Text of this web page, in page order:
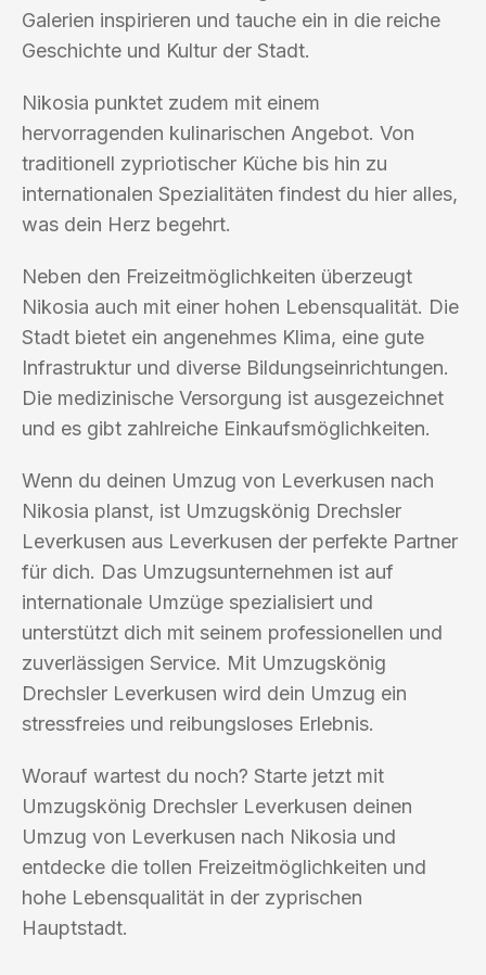
Galerien inspirieren und tauche ein in die reiche
Geschichte und Kultur der Stadt.
Nikosia punktet zudem mit einem
hervorragenden kulinarischen Angebot. Von
traditionell zypriotischer Küche bis hin zu
internationalen Spezialitäten findest du hier alles,
was dein Herz begehrt.
Neben den Freizeitmöglichkeiten überzeugt
Nikosia auch mit einer hohen Lebensqualität. Die
Stadt bietet ein angenehmes Klima, eine gute
Infrastruktur und diverse Bildungseinrichtungen.
Die medizinische Versorgung ist ausgezeichnet
und es gibt zahlreiche Einkaufsmöglichkeiten.
Wenn du deinen Umzug von Leverkusen nach
Nikosia planst, ist Umzugskönig Drechsler
Leverkusen aus Leverkusen der perfekte Partner
für dich. Das Umzugsunternehmen ist auf
internationale Umzüge spezialisiert und
unterstützt dich mit seinem professionellen und
zuverlässigen Service. Mit Umzugskönig
Drechsler Leverkusen wird dein Umzug ein
stressfreies und reibungsloses Erlebnis.
Worauf wartest du noch? Starte jetzt mit
Umzugskönig Drechsler Leverkusen deinen
Umzug von Leverkusen nach Nikosia und
entdecke die tollen Freizeitmöglichkeiten und
hohe Lebensqualität in der zyprischen
Hauptstadt.